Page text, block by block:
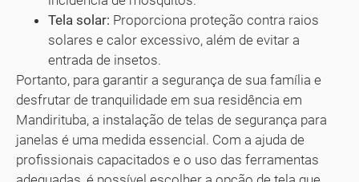
Tela solar: Proporciona proteção contra raios
solares e calor excessivo, além de evitar a
entrada de insetos.
Portanto, para garantir a segurança de sua família e
desfrutar de tranquilidade em sua residência em
Mandirituba, a instalação de telas de segurança para
janelas é uma medida essencial. Com a ajuda de
profissionais capacitados e o uso das ferramentas